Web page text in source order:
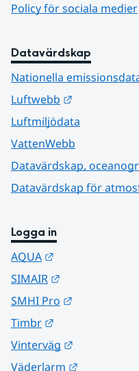
Policy för sociala medier
Datavärdskap
Nationella
Luftwebb
Luftmiljödata
VattenWebb
Datavärdskap,
Datavärdskap för
Logga in
AQUA
SIMAIR
SMHI Pro
Timbr
Vinterväg
Väderlarm